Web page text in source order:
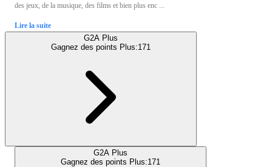
des jeux, de la musique, des films et bien plus enc ...
Lire la suite
G2A Plus
Gagnez des points Plus:171
G2A Plus
Gagnez des points Plus:171